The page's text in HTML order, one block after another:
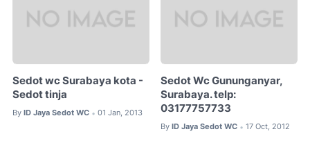
Sedot wc Surabaya kota -
Sedot tinja
By ID Jaya Sedot WC • 01 Jan, 2013
Sedot Wc Gununganyar,
Surabaya. telp:
03177757733
By ID Jaya Sedot WC • 17 Oct, 2012